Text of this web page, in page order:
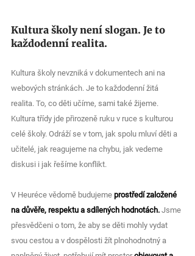
Kultura školy není slogan. Je to
každodenní realita.
Kultura školy nevzniká v dokumentech ani na
webových stránkách. Je to každodenní žitá
realita. To, co děti učíme, sami také žijeme.
Kultura třídy jde přirozeně ruku v ruce s kulturou
celé školy. Odráží se v tom, jak spolu mluví děti a
učitelé, jak reagujeme na chybu, jak vedeme
diskusi i jak řešíme konflikt.
V Heuréce vědomě budujeme prostředí založené
na důvěře, respektu a sdílených hodnotách. Jsme
přesvědčeni o tom, že aby se děti mohly vydat
svou cestou a v dospělosti žít plnohodnotný a